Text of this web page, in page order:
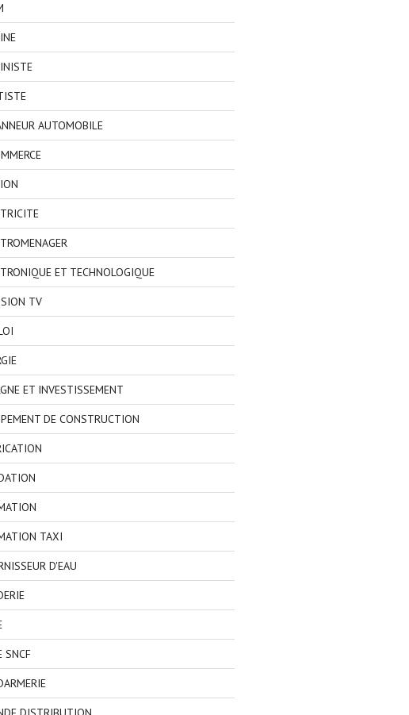
AUTOMOBILE
ET TECHNOLOGIQUE
TV
ET INVESTISSEMENT
DE CONSTRUCTION
TAXI
D'EAU
SNCF